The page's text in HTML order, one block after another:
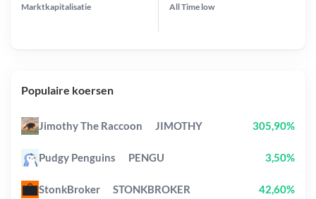
Marktkapitalisatie All Time low
Populaire koersen
Jimothy The Raccoon JIMOTHY 305,90%
Pudgy Penguins PENGU 3,50%
StonkBroker STONKBROKER 42,60%